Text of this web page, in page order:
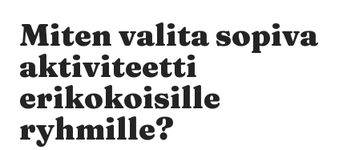
Miten valita sopiva
aktiviteetti
erikokoisille
ryhmille?